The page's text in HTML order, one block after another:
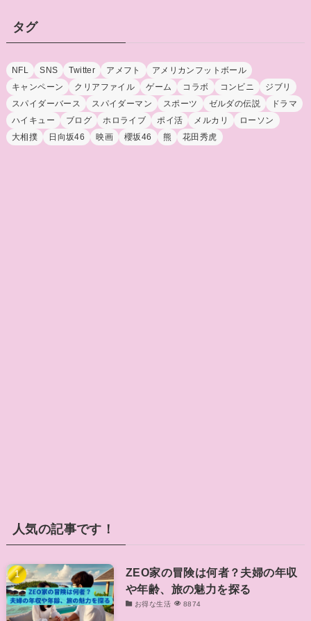
タグ
NFL SNS Twitter アメフト
アメリカンフットボール
キャンペーン
クリアファイル ゲーム コラボ コンビニ
ジブリ
スパイダーバース
スパイダーマン スポーツ ゼルダの伝説
ドラマ
ハイキュー
ブログ ホロライブ ポイ活 メルカリ
ローソン
大相撲
日向坂46 映画 櫻坂46 熊 花田秀虎
人気の記事です！
ZEO家の冒険は何者？夫婦の年収
や年齢、旅の魅力を探る
お得な生活 8874